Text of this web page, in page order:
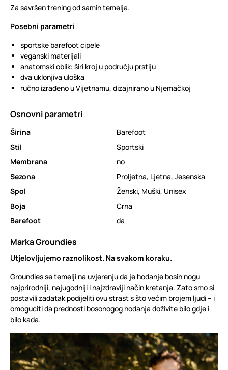
Za savršen trening od samih temelja.
Posebni parametri
sportske barefoot cipele
veganski materijali
anatomski oblik: širi kroj u području prstiju
dva uklonjiva uloška
ručno izrađeno u Vijetnamu, dizajnirano u Njemačkoj
Osnovni parametri
Širina
Barefoot
Stil
Sportski
Membrana
no
Sezona
Proljetna, Ljetna, Jesenska
Spol
Ženski, Muški, Unisex
Boja
Crna
Barefoot
da
Marka Groundies
Utjelovljujemo raznolikost. Na svakom koraku.
Groundies se temelji na uvjerenju da je hodanje bosih nogu
najprirodniji, najugodniji i najzdraviji način kretanja. Zato smo si
postavili zadatak podijeliti ovu strast s što većim brojem ljudi – i
omogućiti da prednosti bosonogog hodanja doživite bilo gdje i
bilo kada.